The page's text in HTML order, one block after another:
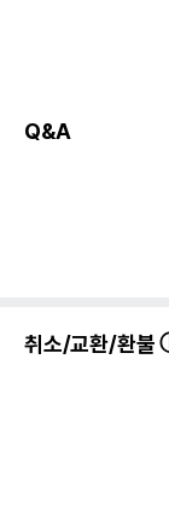
Q&A
취소/교환/환불